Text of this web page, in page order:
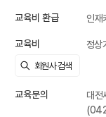
교육비 환급 인재
교육비 정상
교육문의
대